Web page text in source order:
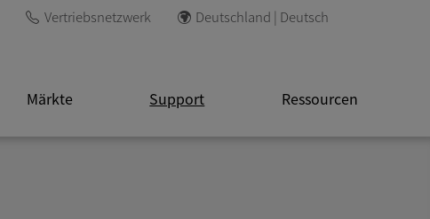
Vertriebsnetzwerk Deutschland | Deutsch
Märkte Support Ressourcen